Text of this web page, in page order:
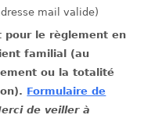
mail valide)
pour le règlement en
familial (au
ou la totalité
Formulaire de
de veiller à